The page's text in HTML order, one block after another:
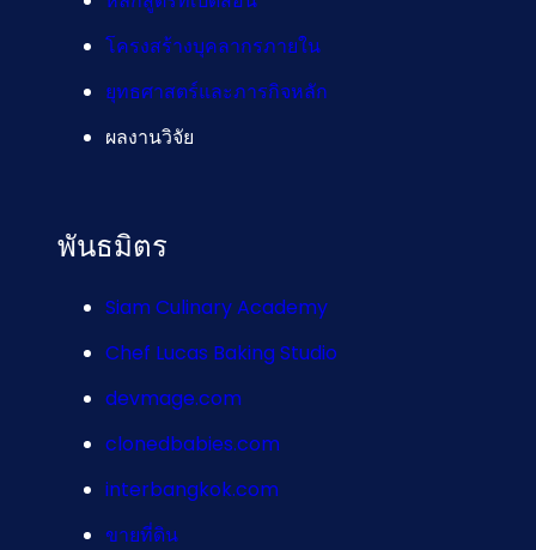
โครงสร้างบุคลากรภายใน
ยุทธศาสตร์และภารกิจหลัก
ผลงานวิจัย
พันธมิตร
Siam Culinary Academy
Chef Lucas Baking Studio
devmage.com
clonedbabies.com
interbangkok.com
ขายที่ดิน